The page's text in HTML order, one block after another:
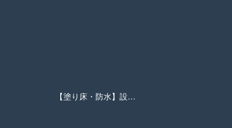
【塗り床・防水】設計価格0623